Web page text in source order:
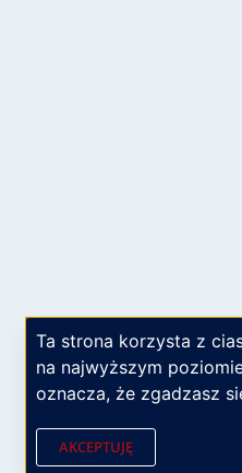
Ta strona korzysta z
na najwyższym
oznacza, że zgadzasz
AKCEPTUJĘ